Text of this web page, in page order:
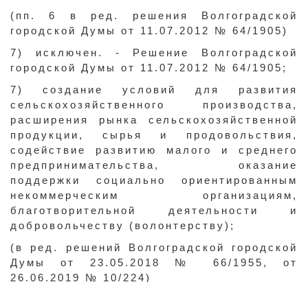
(пп. 6 в ред. решения Волгоградской
городской Думы от 11.07.2012 № 64/1905)
7) исключен. - Решение Волгоградской
городской Думы от 11.07.2012 № 64/1905;
7) создание условий для развития
сельскохозяйственного производства,
расширения рынка сельскохозяйственной
продукции, сырья и продовольствия,
содействие развитию малого и среднего
предпринимательства, оказание
поддержки социально ориентированным
некоммерческим организациям,
благотворительной деятельности и
добровольчеству (волонтерству);
(в ред. решений Волгоградской городской
Думы от 23.05.2018 № 66/1955, от
26.06.2019 № 10/224)